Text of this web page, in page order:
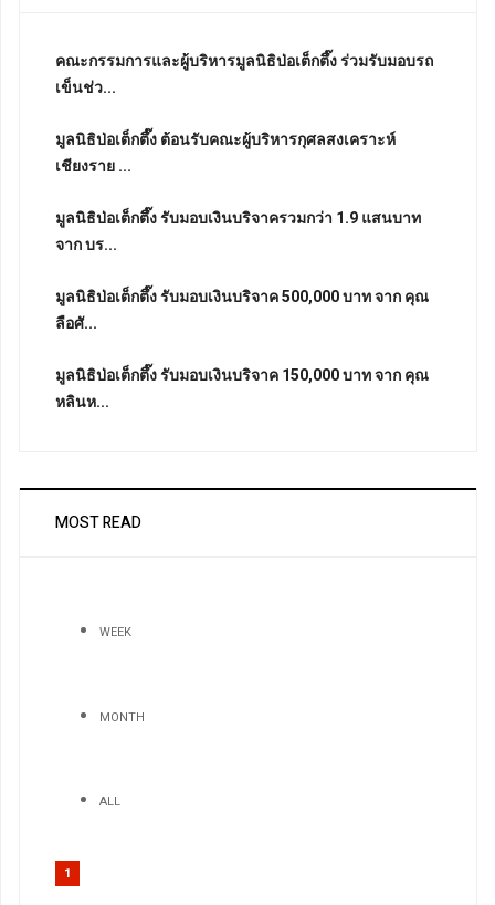
คณะกรรมการและผู้บริหารมูลนิธิป่อเต็กตึ๊ง ร่วมรับมอบรถ
เข็นช่ว...
มูลนิธิป่อเต็กตึ๊ง ต้อนรับคณะผู้บริหารกุศลสงเคราะห์
เชียงราย ...
มูลนิธิป่อเต็กตึ๊ง รับมอบเงินบริจาครวมกว่า 1.9 แสนบาท
จาก บร...
มูลนิธิป่อเต็กตึ๊ง รับมอบเงินบริจาค 500,000 บาท จาก คุณ
ลือศั...
มูลนิธิป่อเต็กตึ๊ง รับมอบเงินบริจาค 150,000 บาท จาก คุณ
หลินห...
MOST READ
WEEK
MONTH
ALL
1